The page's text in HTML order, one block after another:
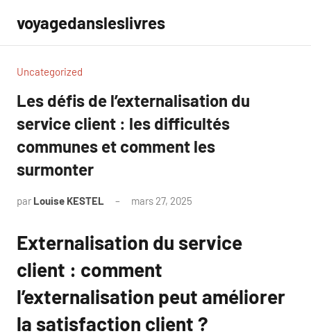
contenu
voyagedansleslivres
Uncategorized
Les défis de l’externalisation du
service client : les difficultés
communes et comment les
surmonter
par Louise KESTEL mars 27, 2025
Externalisation du service
client : comment
l’externalisation peut améliorer
la satisfaction client ?